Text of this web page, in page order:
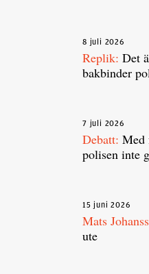
8 juli 2026
Replik: Det
bakbinder
7 juli 2026
Debatt: Med
polisen inte
15 juni 2026
Mats
ute